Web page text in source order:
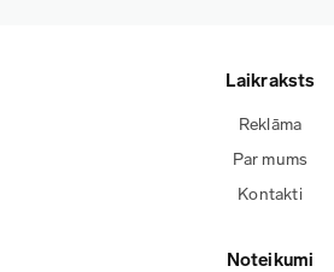
Laikraksts
Reklāma
Par mums
Kontakti
Noteikumi